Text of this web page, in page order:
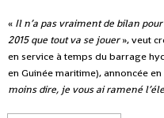
« Il n’a pas vraiment de bilan
2015 que tout va se jouer», veut
en service à temps du barrage
en Guinée maritime), annoncée
moins dire, je vous ai ramené